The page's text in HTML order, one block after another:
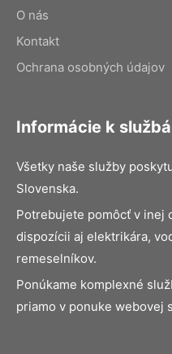
O nás
Kontakt
Ochrana osobných údajov
Informácie k
Všetky naše služby
Slovenska.
Potrebujete pomôcť v inej
dispozícii aj elektrikára,
remeselníkov.
Ponúkame komplexné
priamo v ponuke webovej